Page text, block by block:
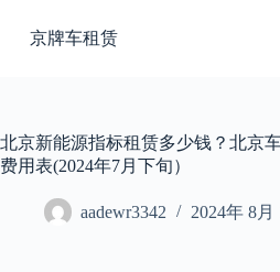
过
京牌车租赁
北京新能源指标租赁多少钱？北京
费用表(2024年7月下旬）
aadewr3342 2024年 8月